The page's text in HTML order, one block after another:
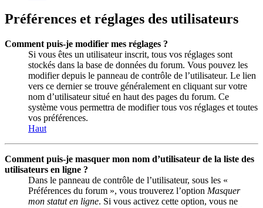
Préférences et réglages des utilisateurs
Comment puis-je modifier mes réglages ?
Si vous êtes un utilisateur inscrit, tous vos réglages sont
stockés dans la base de données du forum. Vous pouvez les
modifier depuis le panneau de contrôle de l’utilisateur. Le lien
vers ce dernier se trouve généralement en cliquant sur votre
nom d’utilisateur situé en haut des pages du forum. Ce
système vous permettra de modifier tous vos réglages et toutes
vos préférences.
Haut
Comment puis-je masquer mon nom d’utilisateur de la liste des
utilisateurs en ligne ?
Dans le panneau de contrôle de l’utilisateur, sous les «
Préférences du forum », vous trouverez l’option Masquer
mon statut en ligne. Si vous activez cette option, vous ne